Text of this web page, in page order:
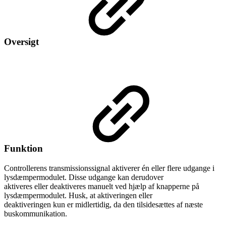
Oversigt
Funktion
Controllerens transmissionssignal aktiverer én eller flere udgange i
lysdæmpermodulet. Disse udgange kan derudover
aktiveres eller deaktiveres manuelt ved hjælp af knapperne på
lysdæmpermodulet. Husk, at aktiveringen eller
deaktiveringen kun er midlertidig, da den tilsidesættes af næste
buskommunikation.